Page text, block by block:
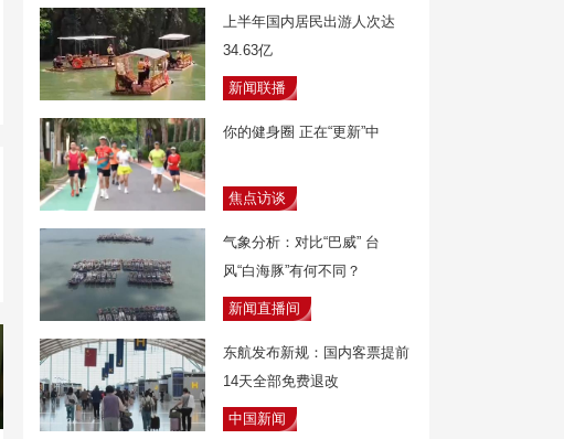
上半年国内居民出游人次达
34.63亿
新闻联播
你的健身圈 正在“更新”中
焦点访谈
气象分析：对比“巴威” 台
风“白海豚”有何不同？
新闻直播间
东航发布新规：国内客票提前
14天全部免费退改
中国新闻